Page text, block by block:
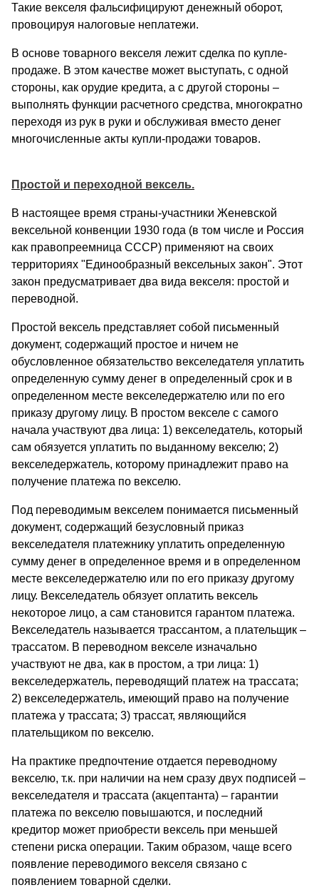
Такие векселя фальсифицируют денежный оборот,
провоцируя налоговые неплатежи.
В основе товарного векселя лежит сделка по купле-
продаже. В этом качестве может выступать, с одной
стороны, как орудие кредита, а с другой стороны –
выполнять функции расчетного средства, многократно
переходя из рук в руки и обслуживая вместо денег
многочисленные акты купли-продажи товаров.
Простой и переходной вексель.
В настоящее время страны-участники Женевской
вексельной конвенции 1930 года (в том числе и Россия
как правопреемница СССР) применяют на своих
территориях "Единообразный вексельных закон". Этот
закон предусматривает два вида векселя: простой и
переводной.
Простой вексель представляет собой письменный
документ, содержащий простое и ничем не
обусловленное обязательство векселедателя уплатить
определенную сумму денег в определенный срок и в
определенном месте векселедержателю или по его
приказу другому лицу. В простом векселе с самого
начала участвуют два лица: 1) векселедатель, который
сам обязуется уплатить по выданному векселю; 2)
векселедержатель, которому принадлежит право на
получение платежа по векселю.
Под переводимым векселем понимается письменный
документ, содержащий безусловный приказ
векселедателя платежнику уплатить определенную
сумму денег в определенное время и в определенном
месте векселедержателю или по его приказу другому
лицу. Векселедатель обязует оплатить вексель
некоторое лицо, а сам становится гарантом платежа.
Векселедатель называется трассантом, а плательщик –
трассатом. В переводном векселе изначально
участвуют не два, как в простом, а три лица: 1)
векселедержатель, переводящий платеж на трассата;
2) векселедержатель, имеющий право на получение
платежа у трассата; 3) трассат, являющийся
плательщиком по векселю.
На практике предпочтение отдается переводному
векселю, т.к. при наличии на нем сразу двух подписей –
векселедателя и трассата (акцептанта) – гарантии
платежа по векселю повышаются, и последний
кредитор может приобрести вексель при меньшей
степени риска операции. Таким образом, чаще всего
появление переводимого векселя связано с
появлением товарной сделки.